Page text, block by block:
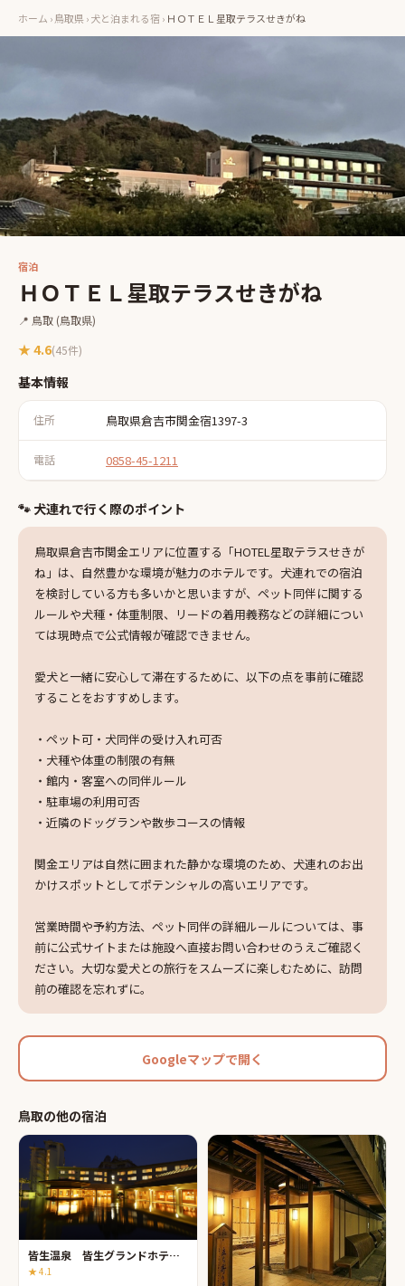
ホーム ›鳥取県›犬と泊まれる宿 › ＨＯＴＥＬ星取テラスせきがね
宿泊
ＨＯＴＥＬ星取テラスせきがね
📍 鳥取 (鳥取県)
★ 4.6(45件)
基本情報
住所 鳥取県倉吉市関金宿1397-3
電話 0858-45-1211
🐾 犬連れで行く際のポイント
鳥取県倉吉市関金エリアに位置する「HOTEL星取テラスせきが
ね」は、自然豊かな環境が魅力のホテルです。犬連れでの宿泊
を検討している方も多いかと思いますが、ペット同伴に関する
ルールや犬種・体重制限、リードの着用義務などの詳細につい
ては現時点で公式情報が確認できません。
愛犬と一緒に安心して滞在するために、以下の点を事前に確認
することをおすすめします。
・ペット可・犬同伴の受け入れ可否
・犬種や体重の制限の有無
・館内・客室への同伴ルール
・駐車場の利用可否
・近隣のドッグランや散歩コースの情報
関金エリアは自然に囲まれた静かな環境のため、犬連れのお出
かけスポットとしてポテンシャルの高いエリアです。
営業時間や予約方法、ペット同伴の詳細ルールについては、事
前に公式サイトまたは施設へ直接お問い合わせのうえご確認く
ださい。大切な愛犬との旅行をスムーズに楽しむために、訪問
前の確認を忘れずに。
Googleマップで開く
鳥取の他の宿泊
皆生温泉 皆生グランドホテル天水
★4.1